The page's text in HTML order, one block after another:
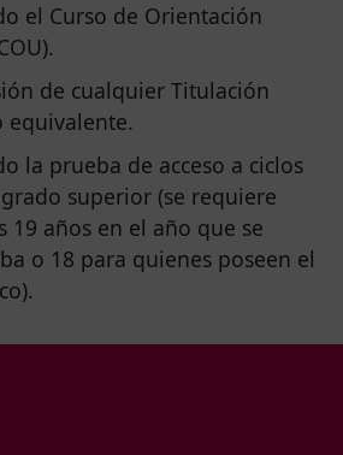
el Curso de Orientación
de cualquier Titulación
equivalente.
la prueba de acceso a ciclos
superior (se requiere
19 años en el año que se
o 18 para quienes poseen el